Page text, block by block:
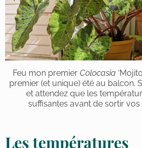
Feu mon premier Colocasia
premier (et unique) été au balcon.
et attendez que les
suffisantes avant de sortir vos
Les températures